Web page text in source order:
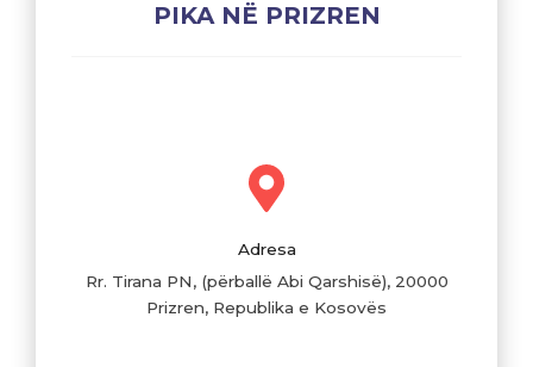
PIKA NË PRIZREN
Adresa
Rr. Tirana PN, (përballë Abi Qarshisë), 20000
Prizren, Republika e Kosovës